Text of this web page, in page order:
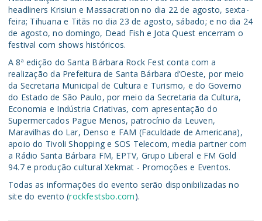
headliners Krisiun e Massacration no dia 22 de agosto, sexta-
feira; Tihuana e Titãs no dia 23 de agosto, sábado; e no dia 24
de agosto, no domingo, Dead Fish e Jota Quest encerram o
festival com shows históricos.
A 8ª edição do Santa Bárbara Rock Fest conta com a
realização da Prefeitura de Santa Bárbara d’Oeste, por meio
da Secretaria Municipal de Cultura e Turismo, e do Governo
do Estado de São Paulo, por meio da Secretaria da Cultura,
Economia e Indústria Criativas, com apresentação do
Supermercados Pague Menos, patrocínio da Leuven,
Maravilhas do Lar, Denso e FAM (Faculdade de Americana),
apoio do Tivoli Shopping e SOS Telecom, media partner com
a Rádio Santa Bárbara FM, EPTV, Grupo Liberal e FM Gold
94.7 e produção cultural Xekmat - Promoções e Eventos.
Todas as informações do evento serão disponibilizadas no
site do evento (rockfestsbo.com).